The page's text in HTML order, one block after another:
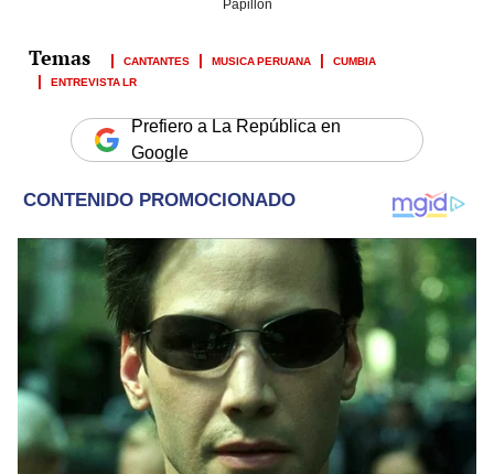
Papillón
CANTANTES MUSICA PERUANA
CUMBIA
ENTREVISTA LR
Prefiero a La República en
Google